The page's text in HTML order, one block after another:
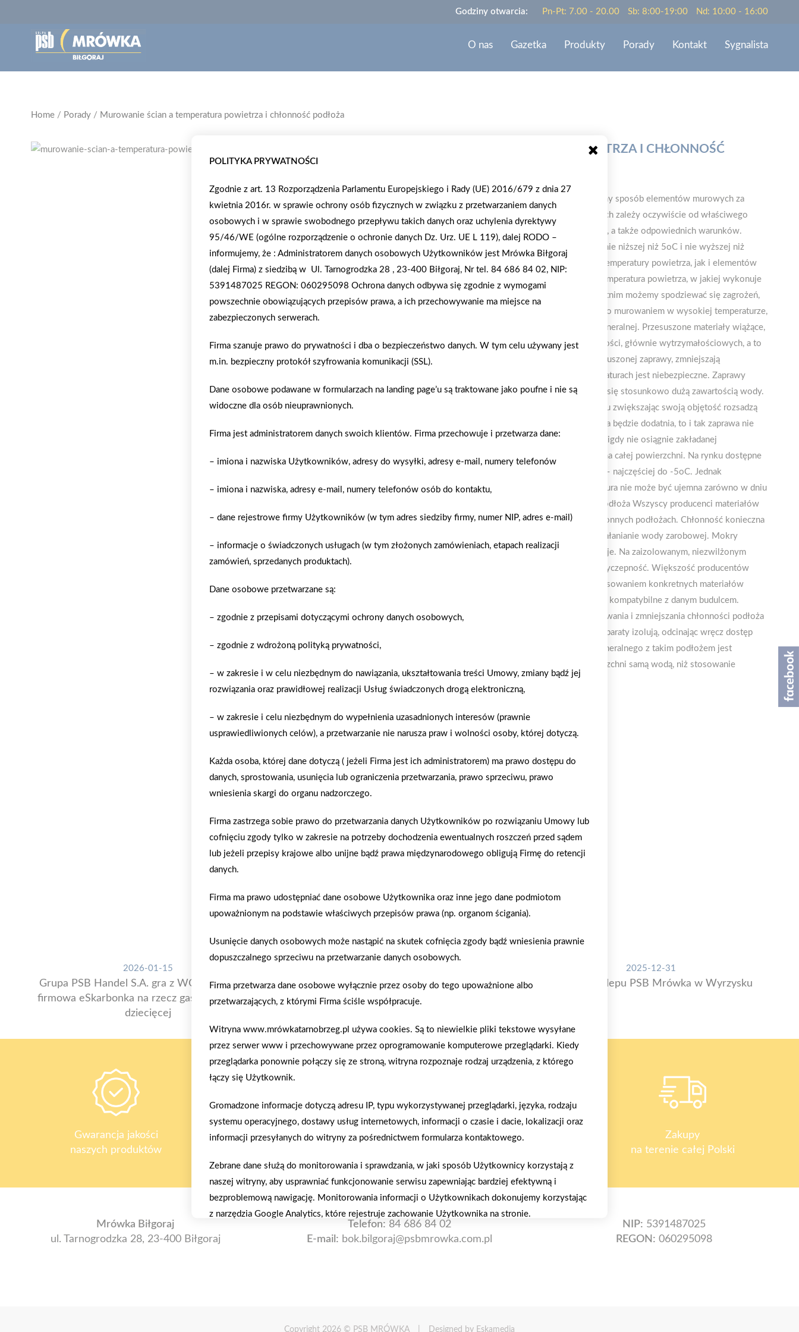
Godziny otwarcia: Pn-Pt: 7.00 - 20.00 Sb: 8:00-19:00 Nd: 10:00 - 16:00
O nas Gazetka Produkty Porady Kontakt Sygnalista
Home / Porady / Murowanie ścian a temperatura powietrza i chłonność podłoża
MUROWANIE ŚCIAN A TEMPERATURA POWIETRZA I CHŁONNOŚĆ
Murowanie ścian polega na trwałym połączeniu ułożonych w określony sposób elementów murowych za
pomocą odpowiedniej zaprawy murarskiej. Powodzenie prac murarskich zależy oczywiście od właściwego
doboru elementów murowych i zapraw, wiedzy i umiejętności murarza, a także odpowiednich warunków.
Zaleca się, aby prace murarskie były przeprowadzane w temperaturze nie niższej niż 5oC i nie wyższej niż
25oC. Co ważne, temperatura stosowania zaprawy dotyczy zarówno temperatury powietrza, jak i elementów
murowych. Murowanie ścian – temperatura powietrza a jakość prac Temperatura powietrza, w jakiej wykonuje
się murowanie ścian odgrywa ważną rolę w jakości prac. W okresie letnim możemy spodziewać się zagrożeń,
wynikających z przesuszenia materiałów mineralnych, spowodowanego murowaniem w wysokiej temperaturze,
przekraczającej wartości wskazane przez producenta danej zaprawy mineralnej. Przesuszone materiały wiążące,
np. zaprawy lub kleje, nie mają zakładanych przez producenta właściwości, głównie wytrzymałościowych, a to
może grozić nawet katastrofą budowlaną. Ściany wymurowane z przesuszonej zaprawy, zmniejszają
wytrzymałość całej konstrukcji. Także budowanie w ujemnych temperaturach jest niebezpieczne. Zaprawy
tradycyjne przygotowywane bezpośrednio na budowie charakteryzują się stosunkowo dużą zawartością wody.
Gdy woda zacznie zamarzać w trakcie wiązania zaprawy, kryształki lodu zwiększając swoją objętość rozsadzą
dopiero co związaną zaprawę. Nawet jeśli kilka dni później temperatura będzie dodatnia, to i tak zaprawa nie
będzie w stanie naprawić powstałych uszkodzeń. Oznacza to, że mur nigdy nie osiągnie zakładanej
wytrzymałości, a co grosza jego wytrzymałość będzie niejednorodna na całej powierzchni. Na rynku dostępne
są zaprawy zimowe, które umożliwiają pracę w niskich temperaturach – najczęściej do -5oC. Jednak
pamiętajmy, że aby nastąpiło dobre związanie takiej zaprawy, temperatura nie może być ujemna zarówno w dniu
prac murarskich, jak i 2-3 dni później. Murowanie ścian a chłonność podłoża Wszyscy producenci materiałów
mineralnych zalecają wykonywanie prac murarskich na stabilnych i chłonnych podłożach. Chłonność konieczna
jest dla występowania przewiązania z podłożem poprzez powolne wchłanianie wody zarobowej. Mokry
materiał „przykleja się” do chłonnego podłoża, potem wiąże i twardnieje. Na zaizolowanym, niezwilżonym
podłożu mokry materiał nie będzie się trzymać. Zmniejsza się jego przyczepność. Większość producentów
materiałów ściennych zaleca, aby murowanie ścian odbywało się z stosowaniem konkretnych materiałów
wiążących lub wręcz sprzedaje pod własną marką materiały najbardziej kompatybilne z danym budulcem.
Niestety, zalecane przez producenta np. bloczków grunty do wyrównywania i zmniejszania chłonności podłoża
zastępowane są często najtańszymi gruntami uniwersalnymi. Takie preparaty izolują, odcinając wręcz dostęp
wody do materiału, co powoduje, że wiązanie chemiczne materiału mineralnego z takim podłożem jest
praktycznie niemożliwe. Często bezpieczniejsze jest zwilżenie powierzchni samą wodą, niż stosowanie
przypadkowych gruntów.Zdjęcia: Wienerberger, Ytong, Solbet
2026-01-15
Grupa PSB Handel S.A. gra z WOŚP. Powstała
firmowa eSkarbonka na rzecz gastroenterologii
dziecięcej
Zacisze S.A. dołącza do Grupy PSB. Sieć kończy
rok strategicznym otwarciem po rebrandingu
2025-12-31
Otwarcie sklepu PSB Mrówka w Wyrzysku
Gwarancja jakości
naszych produktów
Zakupy w systemie
Oferujemy zakupy
Zakupy
na terenie całej Polski
Mrówka Biłgoraj
ul. Tarnogrodzka 28, 23-400 Biłgoraj
Telefon: 84 686 84 02
E-mail: bok.bilgoraj@psbmrowka.com.pl
NIP: 5391487025
REGON: 060295098
Copyright 2026 © PSB MRÓWKA Designed by Eskamedia
POLITYKA PRYWATNOŚCI
Zgodnie z art. 13 Rozporządzenia Parlamentu Europejskiego i Rady (UE) 2016/679 z dnia 27
kwietnia 2016r. w sprawie ochrony osób fizycznych w związku z przetwarzaniem danych
osobowych i w sprawie swobodnego przepływu takich danych oraz uchylenia dyrektywy
95/46/WE (ogólne rozporządzenie o ochronie danych Dz. Urz. UE L 119), dalej RODO –
informujemy, że : Administratorem danych osobowych Użytkowników jest Mrówka Biłgoraj
(dalej Firma) z siedzibą w Ul. Tarnogrodzka 28 , 23-400 Biłgoraj, Nr tel. 84 686 84 02, NIP:
5391487025 REGON: 060295098 Ochrona danych odbywa się zgodnie z wymogami
powszechnie obowiązujących przepisów prawa, a ich przechowywanie ma miejsce na
zabezpieczonych serwerach.
Firma szanuje prawo do prywatności i dba o bezpieczeństwo danych. W tym celu używany jest
m.in. bezpieczny protokół szyfrowania komunikacji (SSL).
Dane osobowe podawane w formularzach na landing page’u są traktowane jako poufne i nie są
widoczne dla osób nieuprawnionych.
Firma jest administratorem danych swoich klientów. Firma przechowuje i przetwarza dane:
– imiona i nazwiska Użytkowników, adresy do wysyłki, adresy e-mail, numery telefonów
– imiona i nazwiska, adresy e-mail, numery telefonów osób do kontaktu,
– dane rejestrowe firmy Użytkowników (w tym adres siedziby firmy, numer NIP, adres e-mail)
– informacje o świadczonych usługach (w tym złożonych zamówieniach, etapach realizacji
zamówień, sprzedanych produktach).
Dane osobowe przetwarzane są:
– zgodnie z przepisami dotyczącymi ochrony danych osobowych,
– zgodnie z wdrożoną polityką prywatności,
– w zakresie i w celu niezbędnym do nawiązania, ukształtowania treści Umowy, zmiany bądź jej
rozwiązania oraz prawidłowej realizacji Usług świadczonych drogą elektroniczną,
– w zakresie i celu niezbędnym do wypełnienia uzasadnionych interesów (prawnie
usprawiedliwionych celów), a przetwarzanie nie narusza praw i wolności osoby, której dotyczą.
Każda osoba, której dane dotyczą ( jeżeli Firma jest ich administratorem) ma prawo dostępu do
danych, sprostowania, usunięcia lub ograniczenia przetwarzania, prawo sprzeciwu, prawo
wniesienia skargi do organu nadzorczego.
Firma zastrzega sobie prawo do przetwarzania danych Użytkowników po rozwiązaniu Umowy lub
cofnięciu zgody tylko w zakresie na potrzeby dochodzenia ewentualnych roszczeń przed sądem
lub jeżeli przepisy krajowe albo unijne bądź prawa międzynarodowego obligują Firmę do retencji
danych.
Firma ma prawo udostępniać dane osobowe Użytkownika oraz inne jego dane podmiotom
upoważnionym na podstawie właściwych przepisów prawa (np. organom ścigania).
Usunięcie danych osobowych może nastąpić na skutek cofnięcia zgody bądź wniesienia prawnie
dopuszczalnego sprzeciwu na przetwarzanie danych osobowych.
Firma przetwarza dane osobowe wyłącznie przez osoby do tego upoważnione albo
przetwarzających, z którymi Firma ściśle współpracuje.
Witryna www.mrówkatarnobrzeg.pl używa cookies. Są to niewielkie pliki tekstowe wysyłane
przez serwer www i przechowywane przez oprogramowanie komputerowe przeglądarki. Kiedy
przeglądarka ponownie połączy się ze stroną, witryna rozpoznaje rodzaj urządzenia, z którego
łączy się Użytkownik.
Gromadzone informacje dotyczą adresu IP, typu wykorzystywanej przeglądarki, języka, rodzaju
systemu operacyjnego, dostawy usług internetowych, informacji o czasie i dacie, lokalizacji oraz
informacji przesyłanych do witryny za pośrednictwem formularza kontaktowego.
Zebrane dane służą do monitorowania i sprawdzania, w jaki sposób Użytkownicy korzystają z
naszej witryny, aby usprawniać funkcjonowanie serwisu zapewniając bardziej efektywną i
bezproblemową nawigację. Monitorowania informacji o Użytkownikach dokonujemy korzystając
z narzędzia Google Analytics, które rejestruje zachowanie Użytkownika na stronie.
Cookies identyfikuje Użytkownika, co pozwala na dopasowanie treści witryny, z której korzysta,